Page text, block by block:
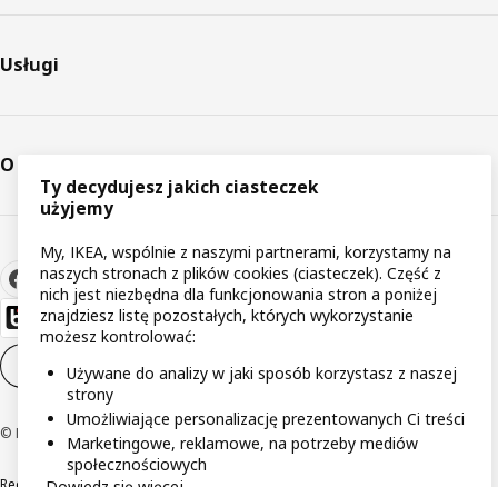
Usługi
O IKEA
Ustawienia plików cookie PL
© Inter IKEA Systems B.V 1999-2026
Ty decydujesz jakich ciasteczek
użyjemy
My, IKEA, wspólnie z naszymi partnerami, korzystamy na
naszych stronach z plików cookies (ciasteczek). Część z
nich jest niezbędna dla funkcjonowania stron a poniżej
znajdziesz listę pozostałych, których wykorzystanie
możesz kontrolować:
Używane do analizy w jaki sposób korzystasz z naszej
strony
Umożliwiające personalizację prezentowanych Ci treści
Marketingowe, reklamowe, na potrzeby mediów
społecznościowych